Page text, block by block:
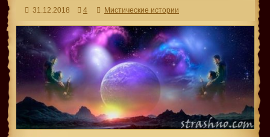
31.12.2018 4 Мистические истории